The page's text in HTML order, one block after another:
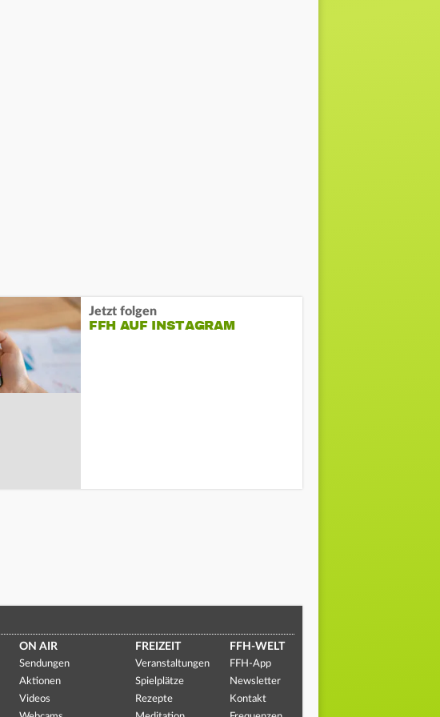
Jetzt folgen
FFH AUF INSTAGRAM
ON AIR
Sendungen
Aktionen
Videos
FREIZEIT
Veranstaltungen
Spielplätze
Rezepte
FFH-WELT
FFH-App
Newsletter
Kontakt